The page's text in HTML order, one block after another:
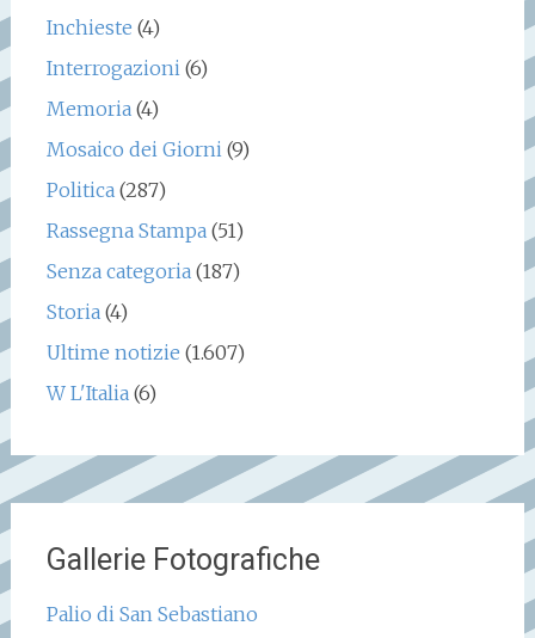
Inchieste (4)
Interrogazioni(6)
Memoria(4)
Mosaico dei Giorni(9)
Politica(287)
Rassegna Stampa(51)
Senza categoria(187)
Storia(4)
Ultime notizie (1.607)
W L'Italia(6)
Gallerie Fotografiche
Palio di San Sebastiano